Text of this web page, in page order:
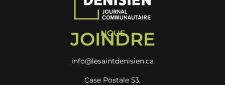
NOUS
JOINDRE
info@lesaintdenisien.ca
Case Postale 53,